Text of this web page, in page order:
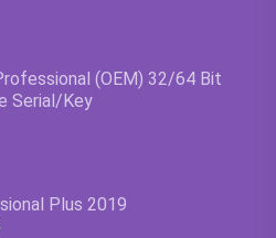
(OEM) 32/64 Bit
Serial/Key
Plus 2019